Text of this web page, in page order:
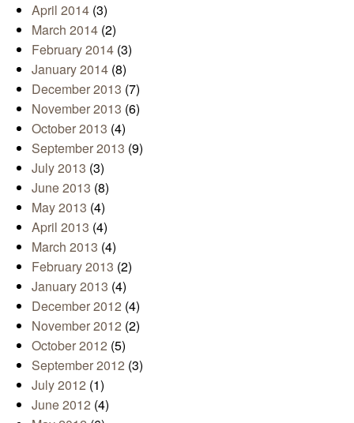
April 2014 (3)
March 2014 (2)
February 2014 (3)
January 2014 (8)
December 2013 (7)
November 2013 (6)
October 2013 (4)
September 2013 (9)
July 2013 (3)
June 2013 (8)
May 2013 (4)
April 2013 (4)
March 2013 (4)
February 2013 (2)
January 2013 (4)
December 2012 (4)
November 2012 (2)
October 2012 (5)
September 2012 (3)
July 2012 (1)
June 2012 (4)